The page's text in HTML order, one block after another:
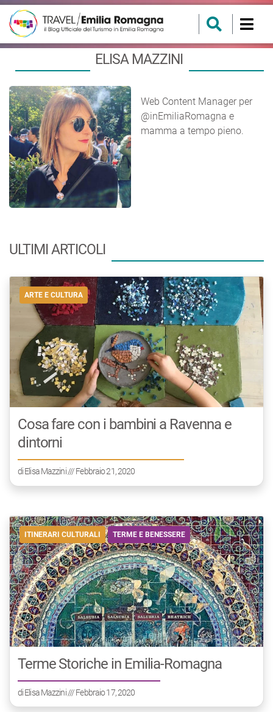
ELISA MAZZINI
Web Content Manager per
@inEmiliaRomagna e
mamma a tempo pieno.
ULTIMI ARTICOLI
ARTE E CULTURA
Cosa fare con i bambini a Ravenna e
dintorni
diElisa Mazzini/// Febbraio 21, 2020
ITINERARI CULTURALI TERME E BENESSERE
Terme Storiche in Emilia-Romagna
diElisa Mazzini/// Febbraio 17, 2020